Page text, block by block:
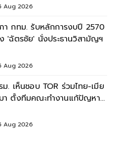
Aug 2026
า กทม. รับหลักการงบปี 2570
'ฉัตรชัย' นั่งประธานวิสามัญฯ
Aug 2026
ม. เห็นชอบ TOR ร่วมไทย-เมีย
า ตั้งทีมคณะทำงานแก้ปัญหา
Aug 2026